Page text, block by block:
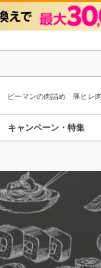
ピーマンの肉詰め 豚ヒレ
キャンペーン・特集